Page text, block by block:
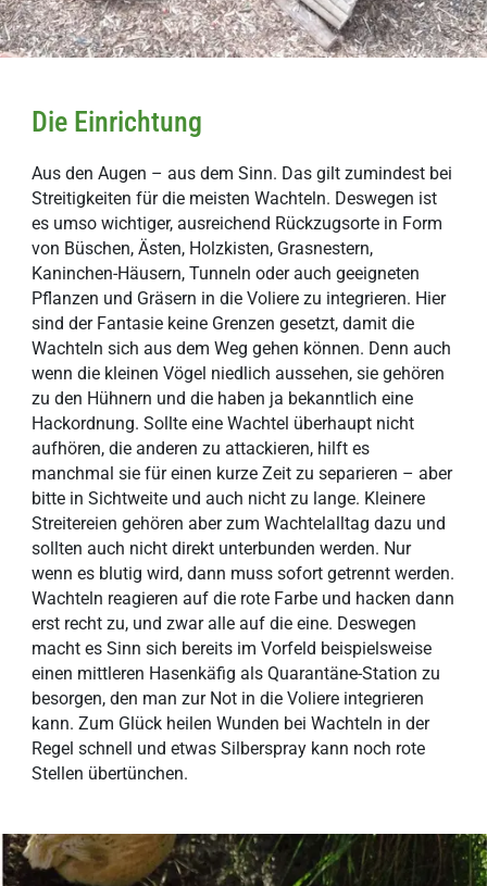
Die Einrichtung
Aus den Augen – aus dem Sinn. Das gilt zumindest bei
Streitigkeiten für die meisten Wachteln. Deswegen ist
es umso wichtiger, ausreichend Rückzugsorte in Form
von Büschen, Ästen, Holzkisten, Grasnestern,
Kaninchen-Häusern, Tunneln oder auch geeigneten
Pflanzen und Gräsern in die Voliere zu integrieren. Hier
sind der Fantasie keine Grenzen gesetzt, damit die
Wachteln sich aus dem Weg gehen können. Denn auch
wenn die kleinen Vögel niedlich aussehen, sie gehören
zu den Hühnern und die haben ja bekanntlich eine
Hackordnung. Sollte eine Wachtel überhaupt nicht
aufhören, die anderen zu attackieren, hilft es
manchmal sie für einen kurze Zeit zu separieren – aber
bitte in Sichtweite und auch nicht zu lange. Kleinere
Streitereien gehören aber zum Wachtelalltag dazu und
sollten auch nicht direkt unterbunden werden. Nur
wenn es blutig wird, dann muss sofort getrennt werden.
Wachteln reagieren auf die rote Farbe und hacken dann
erst recht zu, und zwar alle auf die eine. Deswegen
macht es Sinn sich bereits im Vorfeld beispielsweise
einen mittleren Hasenkäfig als Quarantäne-Station zu
besorgen, den man zur Not in die Voliere integrieren
kann. Zum Glück heilen Wunden bei Wachteln in der
Regel schnell und etwas Silberspray kann noch rote
Stellen übertünchen.